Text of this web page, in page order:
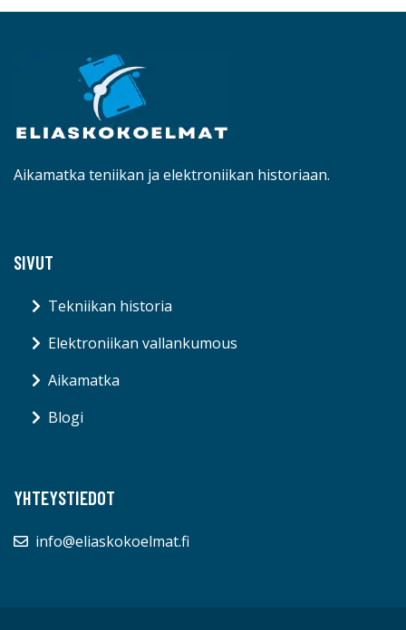
Aikamatka teniikan ja elektroniikan historiaan.
SIVUT
Tekniikan historia
Elektroniikan vallankumous
Aikamatka
Blogi
YHTEYSTIEDOT
info@eliaskokoelmat.fi